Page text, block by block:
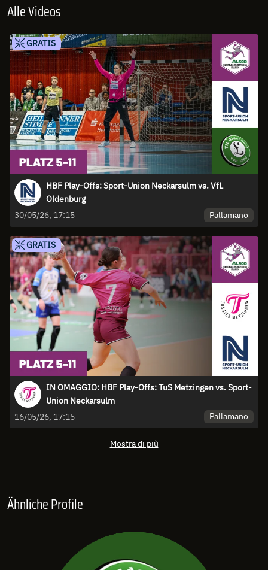
Alle Videos
GRATIS
HBF Play-Offs: Sport-Union Neckarsulm vs. VfL
Oldenburg
30/05/26, 17:15
Pallamano
GRATIS
IN OMAGGIO: HBF Play-Offs: TuS Metzingen vs. Sport-
Union Neckarsulm
16/05/26, 17:15
Pallamano
Mostra di più
Ähnliche Profile